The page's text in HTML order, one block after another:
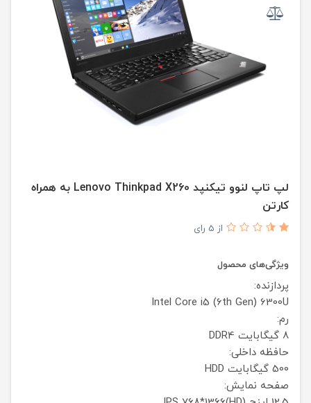
لپ تاپ لنوو تیکنپد Lenovo Thinkpad X260 به همراه
کارتن
از 5 رای
ویژگی‌های محصول
پردازنده:
Intel Core i5 (6th Gen) 6300U
رم:
8 گیگابایت DDR4
حافظه داخلی:
500 گیگابایت HDD
صفحه نمایش: